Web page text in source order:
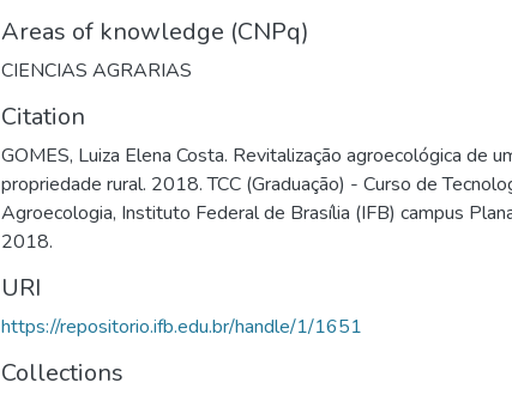
Areas of knowledge (CNPq)
CIENCIAS AGRARIAS
Citation
GOMES, Luiza Elena Costa. Revitalização agroecológica de
propriedade rural. 2018. TCC (Graduação) - Curso de
Agroecologia, Instituto Federal de Brasília (IFB) campus
2018.
URI
https://repositorio.ifb.edu.br/handle/1/1651
Collections